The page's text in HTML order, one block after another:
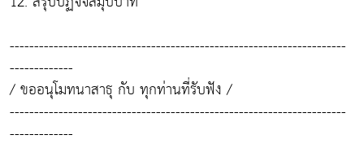
---------------------------------------------------------------------
-------------
/ ขออนุโมทนาสาธุ กับ ทุกท่านที่รับฟัง /
---------------------------------------------------------------------
-------------